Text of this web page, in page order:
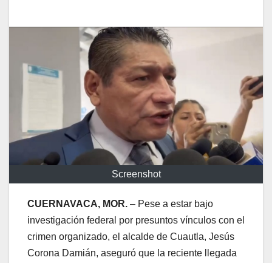
Screenshot
CUERNAVACA, MOR. – Pese a estar bajo
investigación federal por presuntos vínculos con el
crimen organizado, el alcalde de Cuautla, Jesús
Corona Damián, aseguró que la reciente llegada